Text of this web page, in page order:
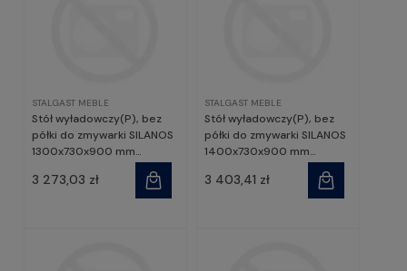
STALGAST MEBLE
Stół wyładowczy(P), bez
półki do zmywarki SILANOS
1300x730x900 mm
3 273,03 zł
STALGAST MEBLE
Stół wyładowczy(P), bez
półki do zmywarki SILANOS
1400x730x900 mm
3 403,41 zł